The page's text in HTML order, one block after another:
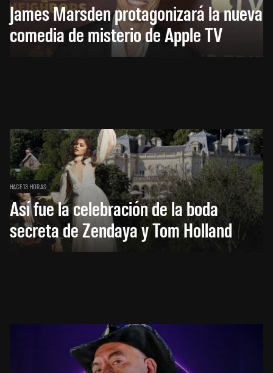
James Marsden protagonizará la nueva
comedia de misterio de Apple TV
HACE 13 HORAS
Así fue la celebración de la boda
secreta de Zendaya y Tom Holland